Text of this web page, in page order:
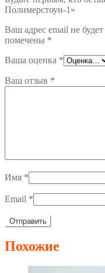
Полимерстоун-1»
Ваш адрес email не
помечены *
Ваша оценка *
Ваш отзыв *
Имя *
Email *
Похожие